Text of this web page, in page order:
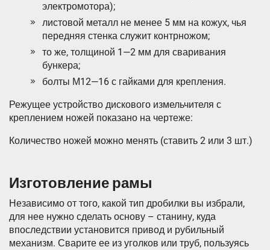
электромотора);
листовой металл не менее 5 мм на кожух, чья
передняя стенка служит контрножом;
то же, толщиной 1—2 мм для сваривания
бункера;
болты М12—16 с гайками для крепления.
Режущее устройство дискового измельчителя с
креплением ножей показано на чертеже:
Количество ножей можно менять (ставить 2 или 3 шт.)
Изготовление рамы
Независимо от того, какой тип дробилки вы избрали,
для нее нужно сделать основу – станину, куда
впоследствии установится привод и рубильный
механизм. Сварите ее из уголков или труб, пользуясь